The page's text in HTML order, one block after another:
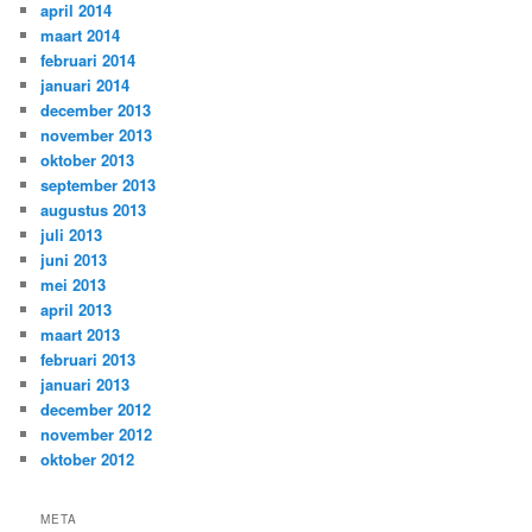
april 2014
maart 2014
februari 2014
januari 2014
december 2013
november 2013
oktober 2013
september 2013
augustus 2013
juli 2013
juni 2013
mei 2013
april 2013
maart 2013
februari 2013
januari 2013
december 2012
november 2012
oktober 2012
META